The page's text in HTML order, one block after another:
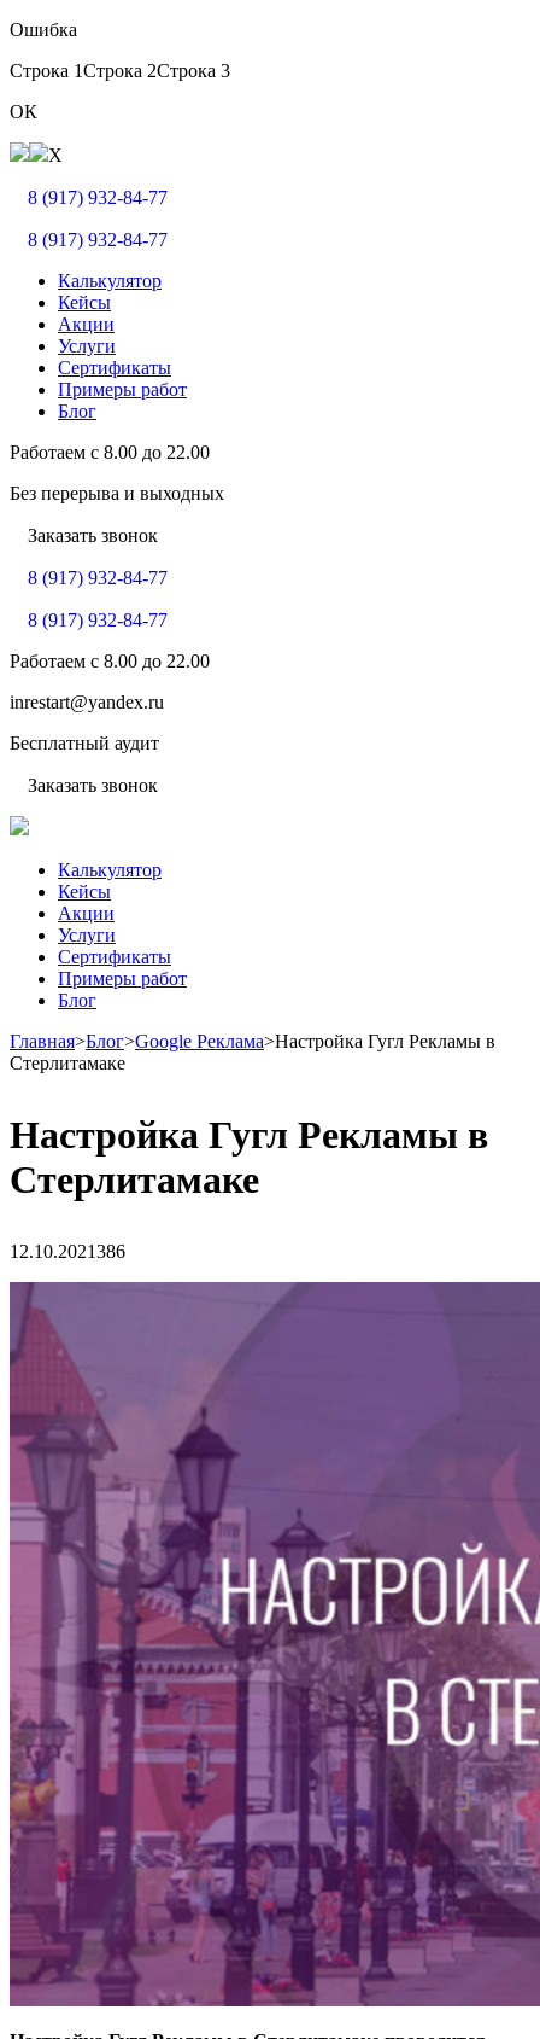
Ошибка
Строка 1Строка 2Строка 3
ОК
X
8 (917) 932-84-77
8 (917) 932-84-77
Калькулятор
Кейсы
Акции
Услуги
Сертификаты
Примеры работ
Блог
Работаем с 8.00 до 22.00
Без перерыва и выходных
Заказать звонок
8 (917) 932-84-77
8 (917) 932-84-77
Работаем с 8.00 до 22.00
inrestart@yandex.ru
Бесплатный аудит
Заказать звонок
Калькулятор
Кейсы
Акции
Услуги
Сертификаты
Примеры работ
Блог
Главная>Блог>Google Реклама>Настройка Гугл Рекламы в
Стерлитамаке
Настройка Гугл Рекламы в
Стерлитамаке
12.10.2021386